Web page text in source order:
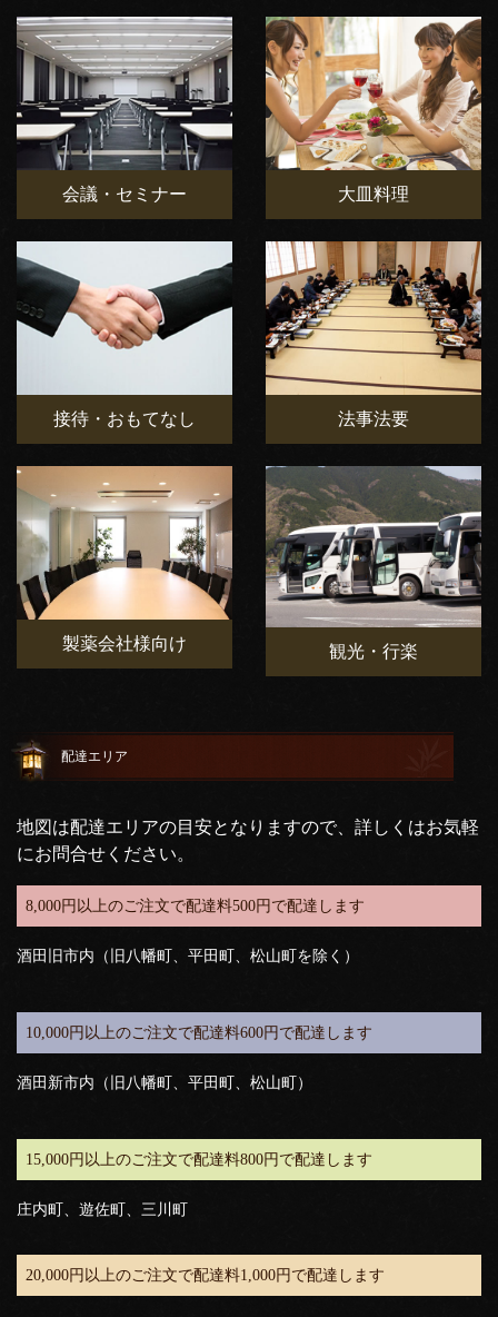
会議・セミナー 大皿料理
接待・おもてなし 法事法要
製薬会社様向け 観光・行楽
配達エリア
地図は配達エリアの目安となりますので、詳しくはお気軽
にお問合せください。
8,000円以上のご注文で配達料500円で配達します
酒田旧市内（旧八幡町、平田町、松山町を除く）
10,000円以上のご注文で配達料600円で配達します
酒田新市内（旧八幡町、平田町、松山町）
15,000円以上のご注文で配達料800円で配達します
庄内町、遊佐町、三川町
20,000円以上のご注文で配達料1,000円で配達します